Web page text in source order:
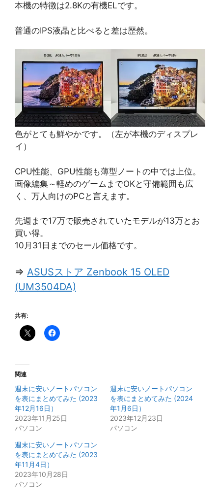
本機の特徴は2.8Kの有機ELです。
普通のIPS液晶と比べると差は歴然。
色がとても鮮やかです。（左が本機のディスプレ
イ）
CPU性能、GPU性能も薄型ノートの中では上位。
画像編集～軽めのゲームまでOKと守備範囲も広
く、万人向けのPCと言えます。
先週まで17万で販売されていたモデルが13万とお
買い得。
10月31日までのセール価格です。
⇒ ASUSストア Zenbook 15 OLED
(UM3504DA)
共有:
関連
週末に安いノートパソコン
を表にまとめてみた (2023
年12月16日）
2023年11月25日
パソコン
週末に安いノートパソコン
を表にまとめてみた (2024
年1月6日）
2023年12月23日
パソコン
週末に安いノートパソコン
を表にまとめてみた (2023
年11月4日）
2023年10月28日
パソコン